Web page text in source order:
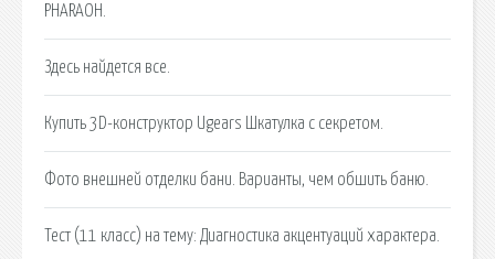
PHARAOH.
Здесь найдется все.
Купить 3D-конструктор Ugears Шкатулка с секретом.
Фото внешней отделки бани. Варианты, чем обшить баню.
Тест (11 класс) на тему: Диагностика акцентуаций характера.